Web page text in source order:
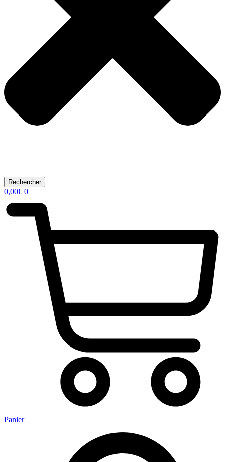
Rechercher
0,00€ 0
Panier